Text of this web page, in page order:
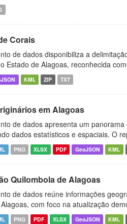
Corais
de dados disponibiliza a
Estado de Alagoas, reconhecida
KML ZIP TXT
em Alagoas
de dados apresenta um
dados estatísticos e espaciais. O
PNG XLSX PDF GeoJSON KML
Quilombola de Alagoas
de dados reúne informações
com foco na atualização
PNG PDF XLSX GeoJSON KML